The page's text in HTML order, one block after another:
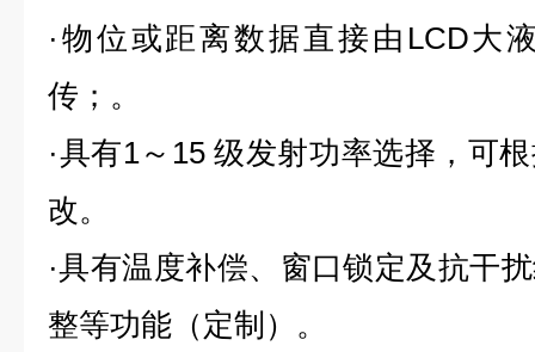
·物位或距离数据直接由 LCD大
传；。
·具有1～ 15级发射功率选择，可
改。
·具有温度补偿、窗口锁定及抗干
整等功能（定制）。